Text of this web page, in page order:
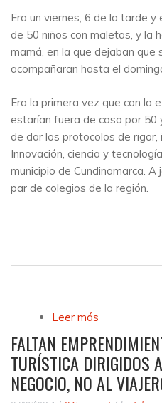
Era un viernes, 6 de la tarde
de 50 niños con maletas, y la
mamá, en la que dejaban que
acompañaran hasta el
Era la primera vez que con la
estarían fuera de casa por 50
de dar los protocolos de
Innovación, ciencia y
municipio de Cundinamarca.
par de colegios de la región.
Leer más
y paz
FALTAN
TURÍSTICA DIRIGIDOS
NEGOCIO, NO AL